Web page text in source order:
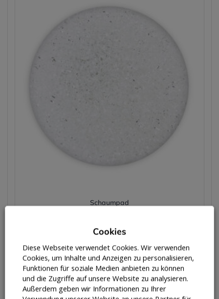
Schaumpad
12,00€
Zubehör
12,00€
Enthält 19% Mwst
zzgl.Versand
Cookies
Diese Webseite verwendet Cookies. Wir verwenden
Cookies, um Inhalte und Anzeigen zu personalisieren,
Funktionen für soziale Medien anbieten zu können
und die Zugriffe auf unsere Website zu analysieren.
Außerdem geben wir Informationen zu Ihrer